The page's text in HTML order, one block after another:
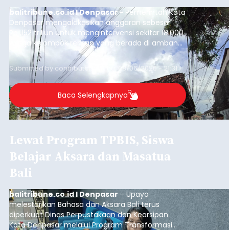
balitribune.co.id I Denpasar - Pemerintah Kota
Denpasar mengalokasikan anggaran sebesar
Rp1,152 triliun untuk mengintervensi sekitar 18.000
warga kelompok rentan yang berada di ambang
garis kemiskinan. Langkah strategis ini diambil
guna menjaga masyarakat yang berada pada
kelompok desil 5 dan 6 tersebut agar tidak
merosot ke kategori miskin.
Submitted by contributor Thu, 08/06/2026 - 21:31
Baca Selengkapnya
Lewat Program TPBIS, Siswa
Belajar Aksara dan Masatua
Bali
balitribune.co.id I Denpasar – Upaya
melestarikan Bahasa dan Aksara Bali terus
diperkuat Dinas Perpustakaan dan Kearsipan
Kota Denpasar melalui Program Transformasi